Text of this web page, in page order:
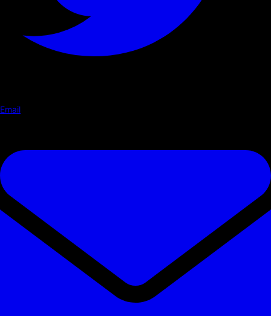
Email